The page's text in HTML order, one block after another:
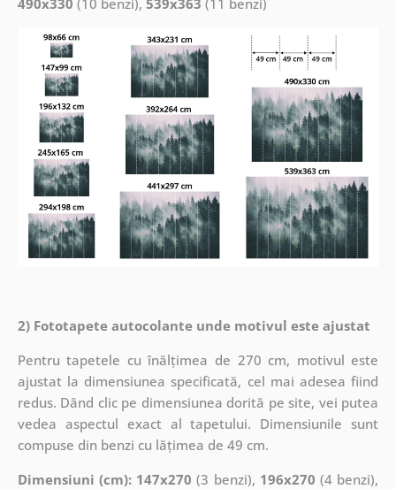
2) Fototapete autocolante unde motivul este ajustat
Pentru tapetele cu înălțimea de 270 cm, motivul este
ajustat la dimensiunea specificată, cel mai adesea fiind
redus. Dând clic pe dimensiunea dorită pe site, vei putea
vedea aspectul exact al tapetului. Dimensiunile sunt
compuse din benzi cu lățimea de 49 cm.
Dimensiuni (cm): 147x270 (3 benzi), 196x270 (4 benzi),